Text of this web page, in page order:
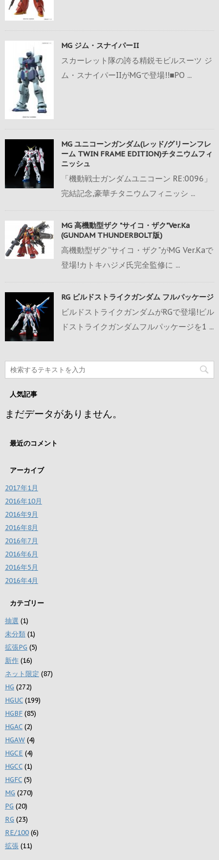
MG ジム・スナイパーII
スカーレット隊の誇る精鋭モビルスーツ ジ
ム・スナイパーIIがMGで登場!!■PO ...
MG ユニコーンガンダム(レッド/グリーンフレ
ーム TWIN FRAME EDITION)チタニウムフィ
ニッシュ
「機動戦士ガンダムユニコーン RE:0096」
完結記念,豪華チタニウムフィニッシ ...
MG 高機動型ザク "サイコ・ザク"Ver.Ka
(GUNDAM THUNDERBOLT版)
高機動型ザク“サイコ・ザク"がMG Ver.Kaで
登場!カトキハジメ氏完全監修に ...
RG ビルドストライクガンダム フルパッケージ
ビルドストライクガンダムがRGで登場!ビル
ドストライクガンダムフルパッケージを1 ...
人気記事
まだデータがありません。
最近のコメント
アーカイブ
2017年1月
2016年10月
2016年9月
2016年8月
2016年7月
2016年6月
2016年5月
2016年4月
カテゴリー
抽選 (1)
未分類 (1)
拡張PG (5)
新作 (16)
ネット限定 (87)
HG (272)
HGUC (199)
HGBF (85)
HGAC (2)
HGAW (4)
HGCE (4)
HGCC (1)
HGFC (5)
MG (270)
PG (20)
RG (23)
RE/100 (6)
拡張 (11)